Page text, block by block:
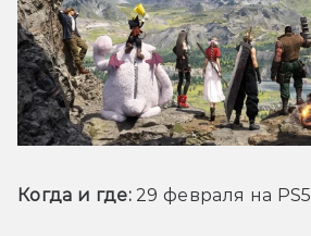
Когда и где: 29 февраля на PS5